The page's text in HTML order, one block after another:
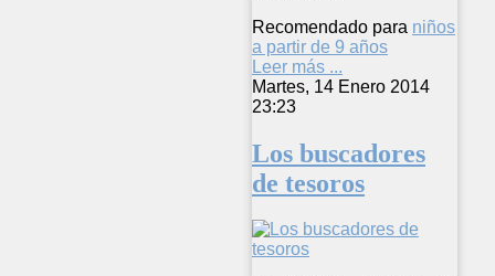
Recomendado para niños
a partir de 9 años
Leer más ...
Martes, 14 Enero 2014
23:23
Los buscadores
de tesoros